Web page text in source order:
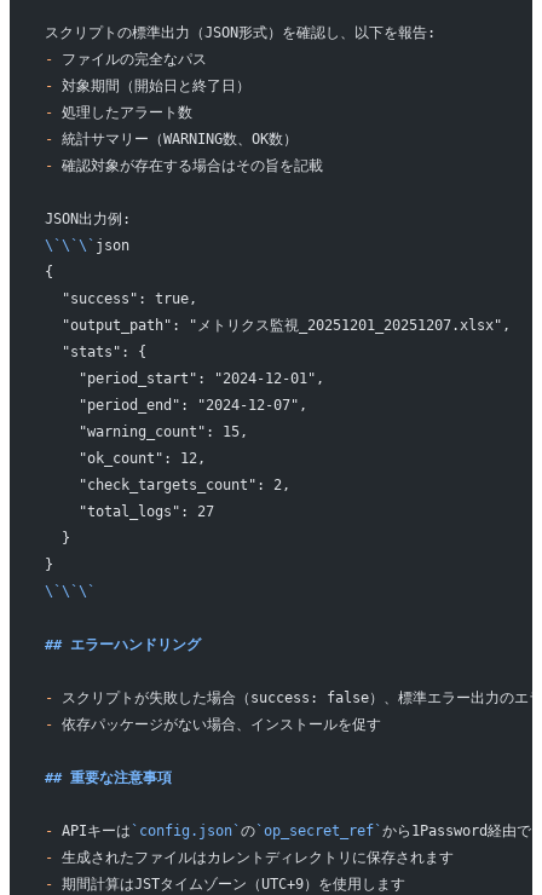
スクリプトの標準出力（JSON形式）を確認し、以下を報告:
- ファイルの完全なパス
- 対象期間（開始日と終了日）
- 処理したアラート数
- 統計サマリー（WARNING数、OK数）
- 確認対象が存在する場合はその旨を記載
JSON出力例:
\`\`\` json
{
  "success": true,
  "output_path": "メトリクス監視_20251201_20251207.xlsx",
  "stats": {
    "period_start": "2024-12-01",
    "period_end": "2024-12-07",
    "warning_count": 15,
    "ok_count": 12,
    "check_targets_count": 2,
    "total_logs": 27
  }
}
\`\`\`
## エラーハンドリング
- スクリプトが失敗した場合（success: false）、標準エラー出力のエ
- 依存パッケージがない場合、インストールを促す
## 重要な注意事項
- APIキーは `config.json` の`op_secret_ref` から1Password経由で
- 生成されたファイルはカレントディレクトリに保存されます
- 期間計算はJSTタイムゾーン（UTC+9）を使用します